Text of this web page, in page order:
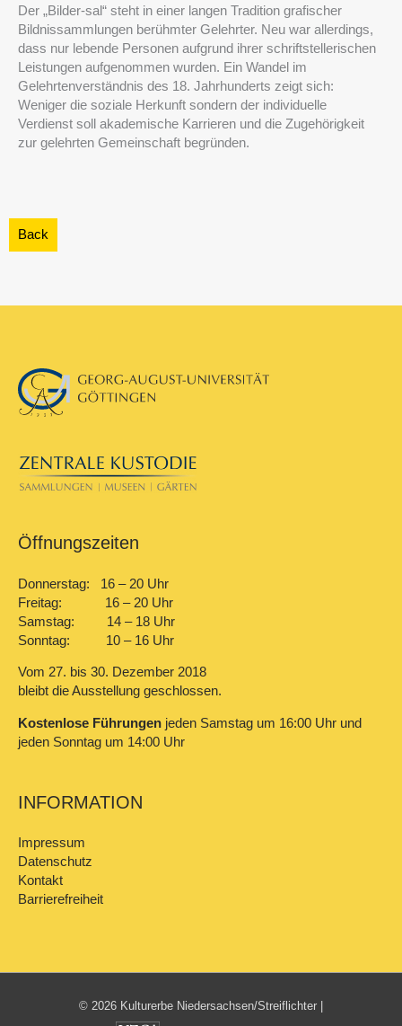
Der „Bilder-sal“ steht in einer langen Tradition grafischer
Bildnissammlungen berühmter Gelehrter. Neu war allerdings,
dass nur lebende Personen aufgrund ihrer schriftstellerischen
Leistungen aufgenommen wurden. Ein Wandel im
Gelehrtenverständnis des 18. Jahrhunderts zeigt sich:
Weniger die soziale Herkunft sondern der individuelle
Verdienst soll akademische Karrieren und die Zugehörigkeit
zur gelehrten Gemeinschaft begründen.
Öffnungszeiten
Donnerstag: 16 – 20 Uhr
Freitag: 16 – 20 Uhr
Samstag: 14 – 18 Uhr
Sonntag: 10 – 16 Uhr
Vom 27. bis 30. Dezember 2018
bleibt die Ausstellung geschlossen.
Kostenlose Führungen jeden Samstag um 16:00 Uhr und
jeden Sonntag um 14:00 Uhr
INFORMATION
Impressum
Datenschutz
Kontakt
Barrierefreiheit
© 2026 Kulturerbe Niedersachsen/Streiflichter |